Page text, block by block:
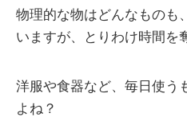
物理的な物はどんなものも
いますが、とりわけ時間を
洋服や食器など、毎日使う
よね？